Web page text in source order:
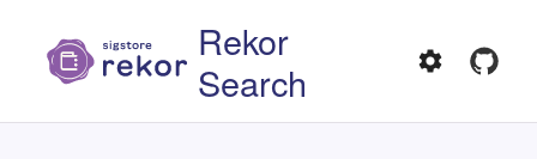
Rekor
Search